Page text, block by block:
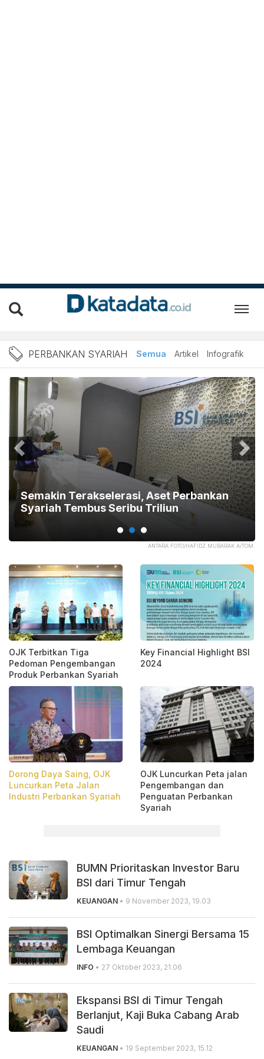
Berita Perbankan
PERBANKAN SYARIAH Semua Artikel Infografik
ANTARA FOTO/HAFIDZ MUBARAK A/TOM.
Semakin Terakselerasi, Aset Perbankan
Syariah Tembus Seribu Triliun
OJK Terbitkan Tiga
Pedoman Pengembangan
Produk Perbankan Syariah
Key Financial Highlight BSI
2024
Dorong Daya Saing, OJK
Luncurkan Peta Jalan
Industri Perbankan Syariah
OJK Luncurkan Peta jalan
Pengembangan dan
Penguatan Perbankan
Syariah
BUMN Prioritaskan Investor Baru
BSI dari Timur Tengah
KEUANGAN • 9 November 2023, 19.03
BSI Optimalkan Sinergi Bersama 15
Lembaga Keuangan
INFO • 27 Oktober 2023, 21.06
Ekspansi BSI di Timur Tengah
Berlanjut, Kaji Buka Cabang Arab
Saudi
KEUANGAN • 19 September 2023, 15.12